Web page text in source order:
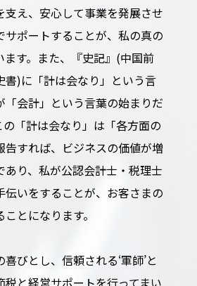
支え、安心して事業を発展させ
サポートすることが、私の真の
す。また、『史記』(中国前
書)に「計は会なり」という言
会計」という言葉の始まりだ
の「計は会なり」は「各方面の
すれば、ビジネスの価値が増
り、私が公認会計士・税理士
伝いをすることが、お客さまの
とになります。
びとし、信頼される‘軍師’と